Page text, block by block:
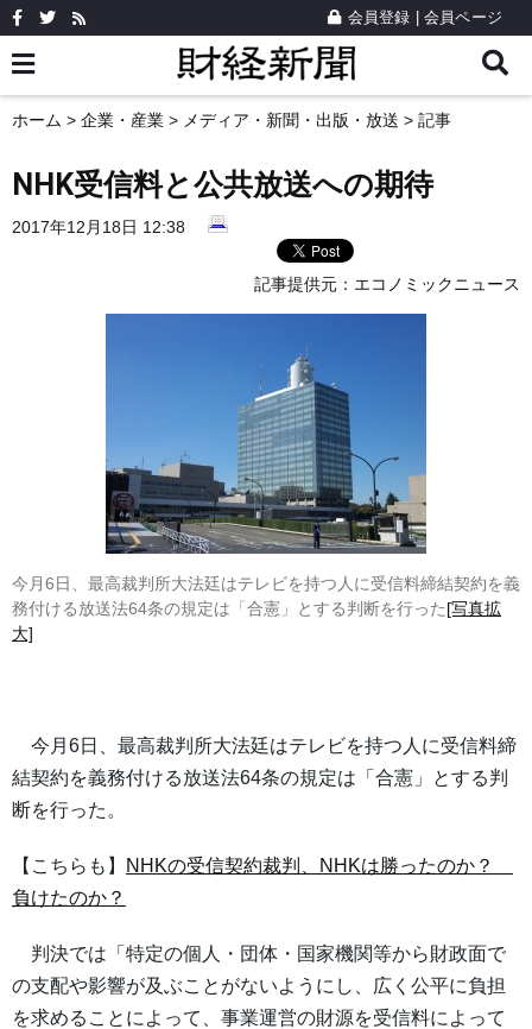
会員登録 会員ページ
ホーム > 企業・産業 > メディア・新聞・出版・放送 > 記事
NHK受信料と公共放送への期待
2017年12月18日 12:38
記事提供元： エコノミックニュース
今月6日、最高裁判所大法廷はテレビを持つ人に受信料締結契約を義
務付ける放送法64条の規定は「合憲」とする判断を行った[写真拡
大]
今月6日、最高裁判所大法廷はテレビを持つ人に受信料締
結契約を義務付ける放送法64条の規定は「合憲」とする判
断を行った。
【こちらも】
NHKの受信契約裁判、NHKは勝ったのか？
負けたのか？
判決では「特定の個人・団体・国家機関等から財政面で
の支配や影響が及ぶことがないようにし、広く公平に負担
を求めることによって、事業運営の財源を受信料によって